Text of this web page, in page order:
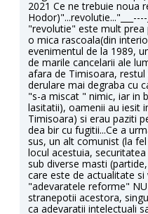
2021 Ce ne trebuie noua
"revolutie" este mult
o mica rascoala(din
evenimentul de la 1989,
de marile cancelarii ale
afara de Timisoara,
derulare mai degraba cu
"s-a miscat " nimic, iar in
lasitatii), oamenii au iesit
Timisoara) si erau paziti
dea bir cu fugitii...Ce a
sus, un alt comunist (la
locul acestuia,
sub diverse masti
care este de actualitate
"adevaratele reforme"
stranepotii acestora,
ca adevaratii intelectuali